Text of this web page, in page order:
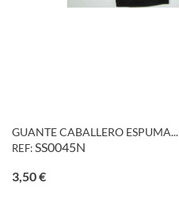
GUANTE CABALLERO ESPUMA...
REF:SS0045N
3,50 €Precio